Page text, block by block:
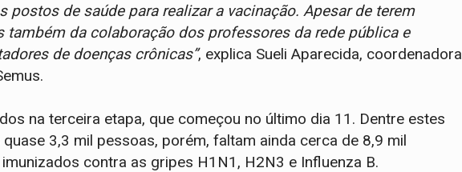
postos de saúde para realizar a vacinação. Apesar de terem
também da colaboração dos professores da rede pública e
de doenças crônicas”, explica Sueli Aparecida, coordenadora
na terceira etapa, que começou no último dia 11. Dentre estes
3,3 mil pessoas, porém, faltam ainda cerca de 8,9 mil
contra as gripes H1N1, H2N3 e Influenza B.